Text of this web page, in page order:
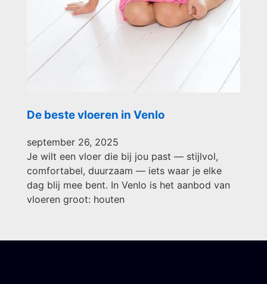
De beste vloeren in Venlo
september 26, 2025
Je wilt een vloer die bij jou past — stijlvol,
comfortabel, duurzaam — iets waar je elke
dag blij mee bent. In Venlo is het aanbod van
vloeren groot: houten